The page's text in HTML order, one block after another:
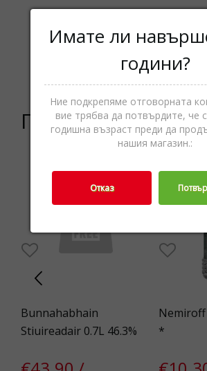
Малцовo
напитки
Подобни
Bunnahabhain
Stiuireadair 0.7L 46.3%
Nemiroff
*
Имате ли
години?
Ние подкрепяме отговорната
вие трябва да потвърдите, че
годишна възраст преди да
нашия магазин.:
Отказ